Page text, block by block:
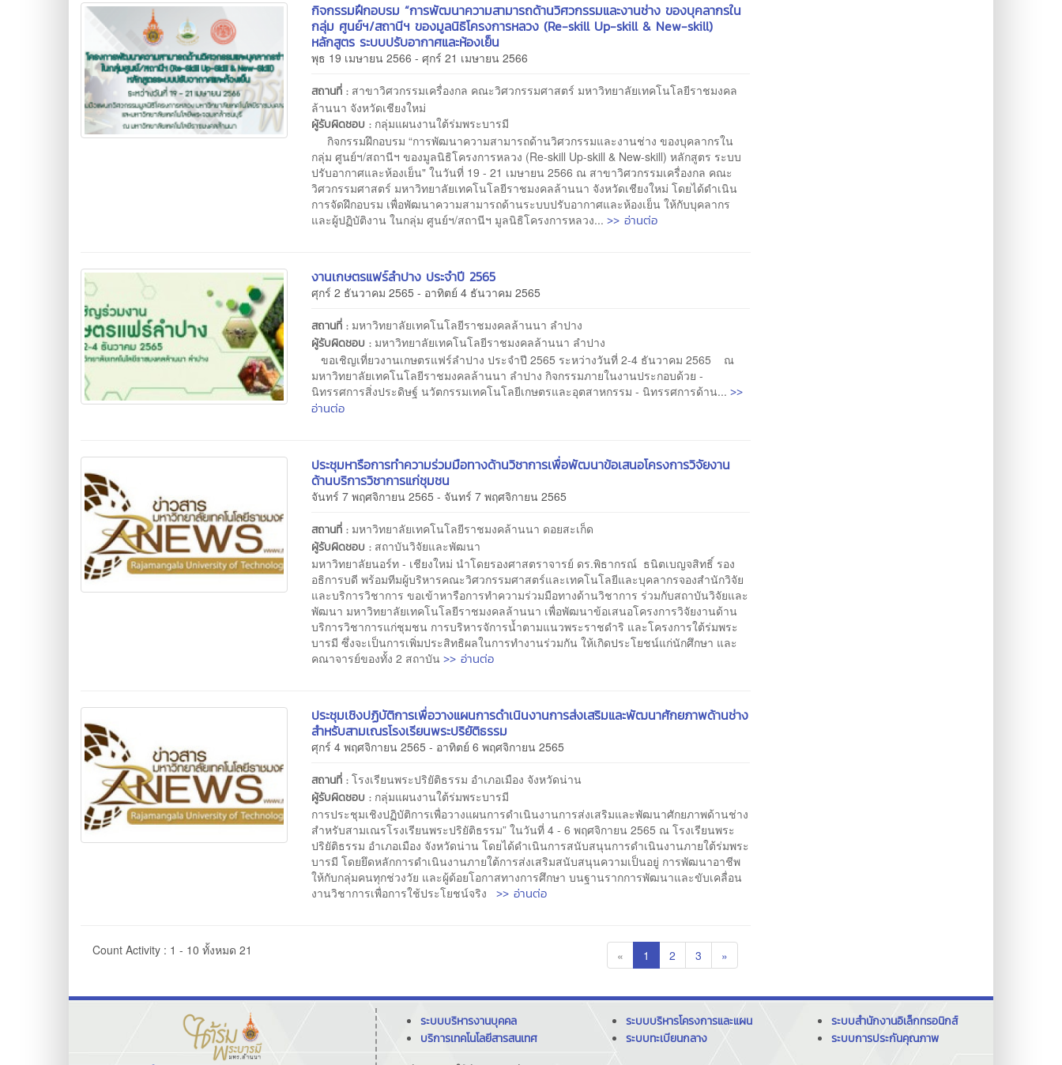
กิจกรรมฝึกอบรม “การพัฒนาความสามารถด้านวิศวกรรมและงานช่าง ของบุคลากรใน
กลุ่ม ศูนย์ฯ/สถานีฯ ของมูลนิธิโครงการหลวง (Re-skill Up-skill & New-skill)
หลักสูตร ระบบปรับอากาศและห้องเย็น
พุธ 19 เมษายน 2566 - ศุกร์ 21 เมษายน 2566
สถานที่ : สาขาวิศวกรรมเครื่องกล คณะวิศวกรรมศาสตร์ มหาวิทยาลัยเทคโนโลยีราชมงคล
ล้านนา จังหวัดเชียงใหม่
ผู้รับผิดชอบ : กลุ่มแผนงานใต้ร่มพระบารมี
กิจกรรมฝึกอบรม “การพัฒนาความสามารถด้านวิศวกรรมและงานช่าง ของบุคลากรใน
กลุ่ม ศูนย์ฯ/สถานีฯ ของมูลนิธิโครงการหลวง (Re-skill Up-skill & New-skill) หลักสูตร ระบบ
ปรับอากาศและห้องเย็น" ในวันที่ 19 - 21 เมษายน 2566 ณ สาขาวิศวกรรมเครื่องกล คณะ
วิศวกรรมศาสตร์ มหาวิทยาลัยเทคโนโลยีราชมงคลล้านนา จังหวัดเชียงใหม่ โดยได้ดำเนิน
การจัดฝึกอบรม เพื่อพัฒนาความสามารถด้านระบบปรับอากาศและห้องเย็น ให้กับบุคลากร
และผู้ปฏิบัติงาน ในกลุ่ม ศูนย์ฯ/สถานีฯ มูลนิธิโครงการหลวง...>> อ่านต่อ
งานเกษตรแฟร์ลำปาง ประจำปี 2565
ศุกร์ 2 ธันวาคม 2565 - อาทิตย์ 4 ธันวาคม 2565
สถานที่ : มหาวิทยาลัยเทคโนโลยีราชมงคลล้านนา ลำปาง
ผู้รับผิดชอบ : มหาวิทยาลัยเทคโนโลยีราชมงคลล้านนา ลำปาง
ขอเชิญเที่ยวงานเกษตรแฟร์ลำปาง ประจำปี 2565 ระหว่างวันที่ 2-4 ธันวาคม 2565 ณ
มหาวิทยาลัยเทคโนโลยีราชมงคลล้านนา ลำปาง กิจกรรมภายในงานประกอบด้วย -
นิทรรศการสิ่งประดิษฐ์ นวัตกรรมเทคโนโลยีเกษตรและอุตสาหกรรม - นิทรรศการด้าน...>>
อ่านต่อ
ประชุมหารือการทำความร่วมมือทางด้านวิชาการเพื่อพัฒนาข้อเสนอโครงการวิจัยงาน
ด้านบริการวิชาการแก่ชุมชน
จันทร์ 7 พฤศจิกายน 2565 - จันทร์ 7 พฤศจิกายน 2565
สถานที่ : มหาวิทยาลัยเทคโนโลยีราชมงคล้านนา ดอยสะเก็ด
ผู้รับผิดชอบ : สถาบันวิจัยและพัฒนา
มหาวิทยาลัยนอร์ท - เชียงใหม่ นำโดยรองศาสตราจารย์ ดร.พิธากรณ์ ธนิตเบญจสิทธิ์ รอง
อธิการบดี พร้อมทีมผู้บริหารคณะวิศวกรรมศาสตร์และเทคโนโลยีและบุคลากรจองสำนักวิจัย
และบริการวิชาการ ขอเข้าหารือการทำความร่วมมือทางด้านวิชาการ ร่วมกับสถาบันวิจัยและ
พัฒนา มหาวิทยาลัยเทคโนโลยีราชมงคลล้านนา เพื่อพัฒนาข้อเสนอโครงการวิจัยงานด้าน
บริการวิชาการแก่ชุมชน การบริหารจัการน้ำตามแนวพระราชดำริ และโครงการใต้ร่มพระ
บารมี ซึ่งจะเป็นการเพิ่มประสิทธิผลในการทำงานร่วมกัน ให้เกิดประโยชน์แก่นักศึกษา และ
คณาจารย์ของทั้ง 2 สถาบัน>> อ่านต่อ
ประชุมเชิงปฏิบัติการเพื่อวางแผนการดำเนินงานการส่งเสริมและพัฒนาศักยภาพด้านช่าง
สำหรับสามเณรโรงเรียนพระปริยัติธรรม
ศุกร์ 4 พฤศจิกายน 2565 - อาทิตย์ 6 พฤศจิกายน 2565
สถานที่ :โรงเรียนพระปริยัติธรรม อำเภอเมือง จังหวัดน่าน
ผู้รับผิดชอบ : กลุ่มแผนงานใต้ร่มพระบารมี
การประชุมเชิงปฏิบัติการเพื่อวางแผนการดำเนินงานการส่งเสริมและพัฒนาศักยภาพด้านช่าง
สำหรับสามเณรโรงเรียนพระปริยัติธรรม” ในวันที่ 4 - 6 พฤศจิกายน 2565 ณ โรงเรียนพระ
ปริยัติธรรม อำเภอเมือง จังหวัดน่าน โดยได้ดำเนินการสนับสนุนการดำเนินงานภายใต้ร่มพระ
บารมี โดยยึดหลักการดำเนินงานภายใต้การส่งเสริมสนับสนุนความเป็นอยู่ การพัฒนาอาชีพ
ให้กับกลุ่มคนทุกช่วงวัย และผู้ด้อยโอกาสทางการศึกษา บนฐานรากการพัฒนาและขับเคลื่อน
งานวิชาการเพื่อการใช้ประโยชน์จริง>> อ่านต่อ
Count Activity : 1 - 10 ทั้งหมด 21 « 1 2 3 »
ระบบบริหารงานบุคคล
บริการเทคโนโลยีสารสนเทศ
ระบบบริหารโครงการและแผน
ระบบทะเบียนกลาง
ระบบสำนักงานอิเล็กทรอนิกส์
ระบบการประกันคุณภาพ